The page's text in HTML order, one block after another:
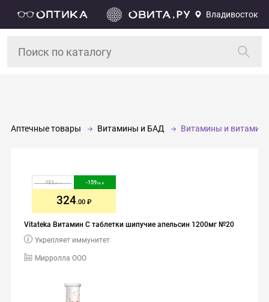
Владивосток
Аптечные товары Витамины и БАД Витамины и
Vitateka Витамин C таблетки шипучие апельсин 1200мг №20
Мирролла ООО
Укрепляет иммунитет
483.00 -159.00
324.00